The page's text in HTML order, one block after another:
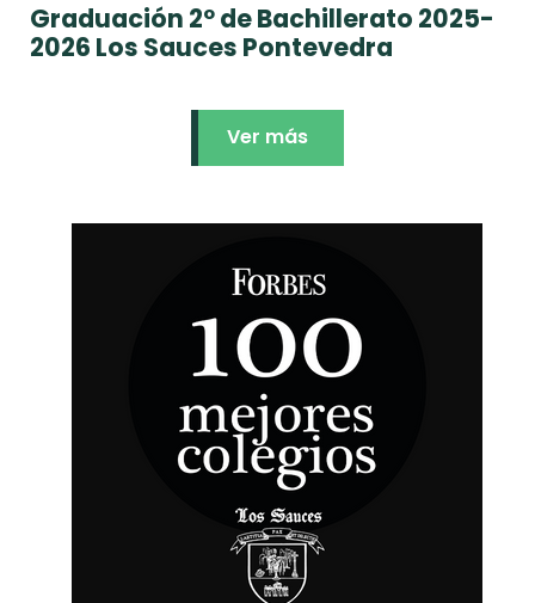
Graduación 2º de Bachillerato 2025-
2026 Los Sauces Pontevedra
Ver más